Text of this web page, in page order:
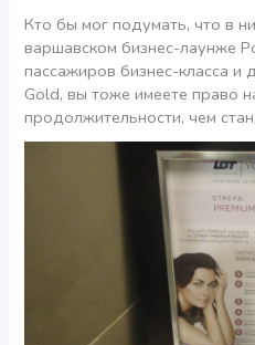
Кто бы мог подумать, что в
варшавском бизнес-лаунже
пассажиров бизнес-класса и
Gold, вы тоже имеете право
продолжительности, чем